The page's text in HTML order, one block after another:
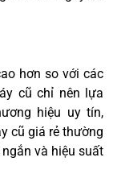
hơn so với các
cũ chỉ nên lựa
hiệu uy tín,
cũ giá rẻ thường
và hiệu suất